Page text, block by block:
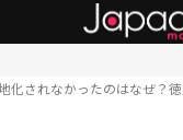
化されなかったのはなぜ？